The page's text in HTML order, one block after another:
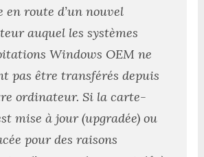
en route d’un nouvel
auquel les systèmes
Windows OEM ne
pas être transférés depuis
ordinateur. Si la carte-
mise à jour (upgradée) ou
pour des raisons